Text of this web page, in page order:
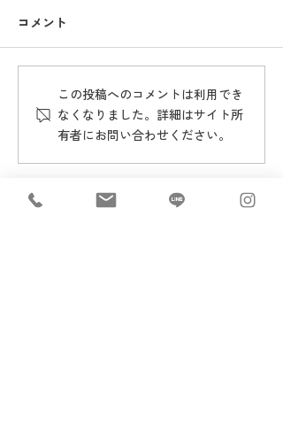
【防災学習】の様子
コメント
この投稿へのコメントは利用でき
なくなりました。詳細はサイト所
有者にお問い合わせください。